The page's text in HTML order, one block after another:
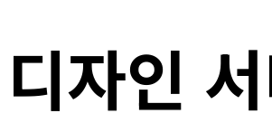
디자인